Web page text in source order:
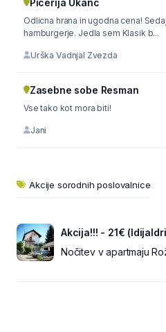
Picerija Ukanc
Odlicna hrana in ugodna cena!
hamburgerje. Jedla sem Klasik b...
Urška Vadnjal Zvezda
Zasebne sobe Resman
Vse tako kot mora biti!
Jani
Akcije sorodnih poslovalnice
Akcija!!! - 21€
Nočitev v apartmaju